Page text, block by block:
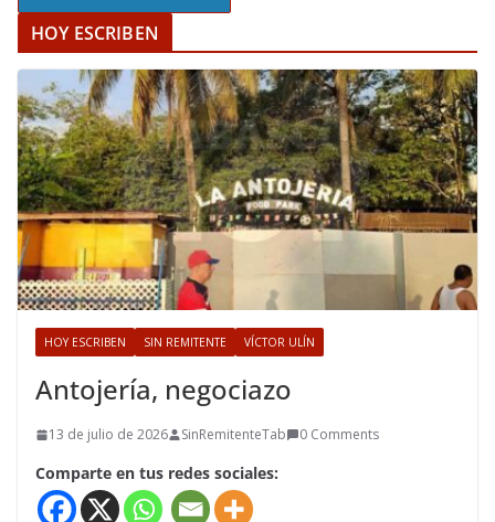
HOY ESCRIBEN
HOY ESCRIBEN SIN REMITENTE VÍCTOR ULÍN
Antojería, negociazo
13 de julio de 2026 SinRemitenteTab 0 Comments
Comparte en tus redes sociales: